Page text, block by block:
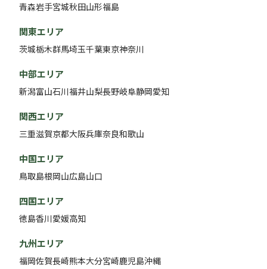
青森岩手宮城秋田山形福島
関東エリア
茨城栃木群馬埼玉千葉東京神奈川
中部エリア
新潟富山石川福井山梨長野岐阜静岡愛知
関西エリア
三重滋賀京都大阪兵庫奈良和歌山
中国エリア
鳥取島根岡山広島山口
四国エリア
徳島香川愛媛高知
九州エリア
福岡佐賀長崎熊本大分宮崎鹿児島沖縄